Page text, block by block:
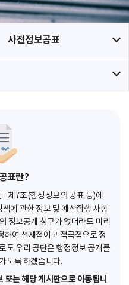
사전정보공표
표란?
제7조(행정정보의 공표 등)에
에 관한 정보 및 예산집행 사항
정보공개 청구가 없더라도 미리
하여 선제적이고 적극적으로 정
도 우리 공단은 행정정보 공개를
도록 하겠습니다.
는 해당 게시판으로 이동됩니